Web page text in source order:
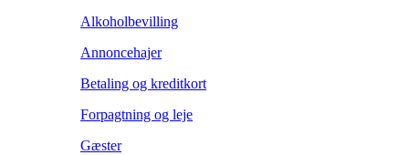
Alkoholbevilling
Annoncehajer
Betaling og kreditkort
Forpagtning og leje
Gæster